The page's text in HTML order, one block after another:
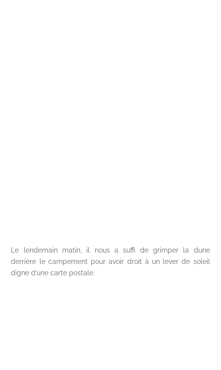
Le lendemain matin, il nous a suffi de grimper la dune
derrière le campement pour avoir droit à un lever de soleil
digne d’une carte postale.